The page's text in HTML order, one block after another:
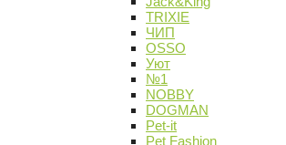
TRIXIE
ЧИП
OSSO
Уют
№1
NOBBY
DOGMAN
Pet-it
Pet Fashion